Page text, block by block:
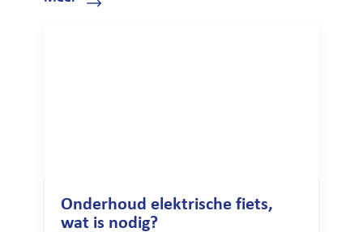
Onderhoud elektrische fiets,
wat is nodig?